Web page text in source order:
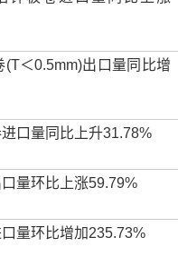
＜0.5mm)出口量同比增
口量同比上升31.78%
量环比上涨59.79%
量环比增加235.73%